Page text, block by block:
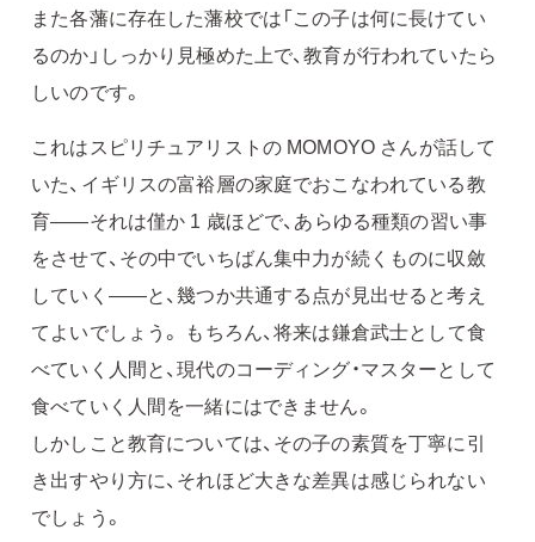
また各藩に存在した藩校では「この子は何に長けてい
るのか」しっかり見極めた上で、教育が行われていたら
しいのです。
これはスピリチュアリストの MOMOYO さんが話して
いた、イギリスの富裕層の家庭でおこなわれている教
育——それは僅か 1 歳ほどで、あらゆる種類の習い事
をさせて、その中でいちばん集中力が続くものに収斂
していく——と、幾つか共通する点が見出せると考え
てよいでしょう。 もちろん、将来は鎌倉武士として食
べていく人間と、現代のコーディング・マスターとして
食べていく人間を一緒にはできません。
しかしこと教育については、その子の素質を丁寧に引
き出すやり方に、それほど大きな差異は感じられない
でしょう。